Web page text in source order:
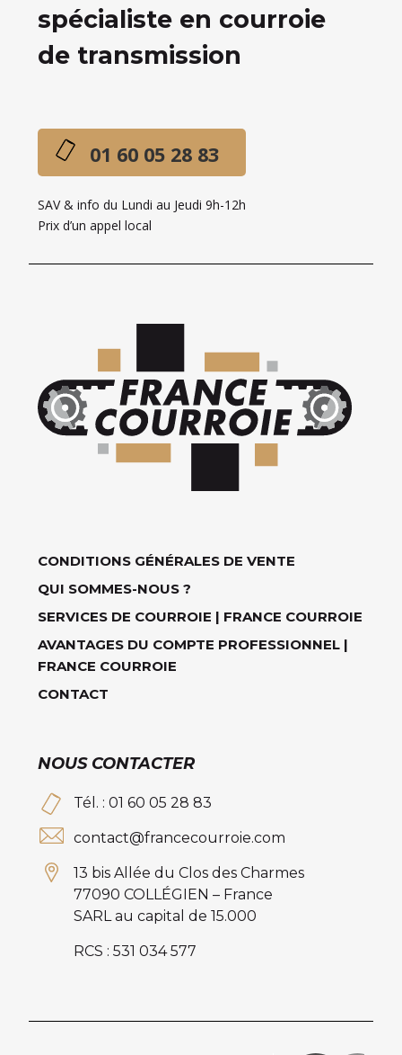
spécialiste en courroie
de transmission
01 60 05 28 83
SAV & info du Lundi au Jeudi 9h-12h
Prix d’un appel local
CONDITIONS GÉNÉRALES DE VENTE
QUI SOMMES-NOUS ?
SERVICES DE COURROIE | FRANCE COURROIE
AVANTAGES DU COMPTE PROFESSIONNEL |
FRANCE COURROIE
CONTACT
NOUS CONTACTER
Tél. : 01 60 05 28 83
contact@francecourroie.com
13 bis Allée du Clos des Charmes
77090 COLLÉGIEN – France
SARL au capital de 15.000
RCS : 531 034 577